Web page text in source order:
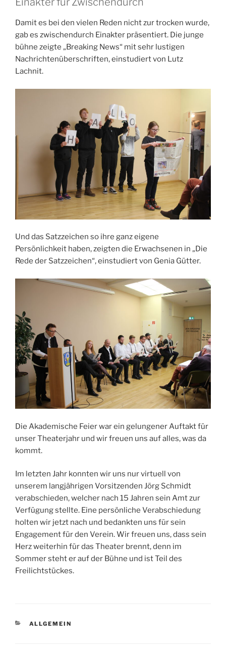
Damit es bei den vielen Reden nicht zur trocken wurde,
gab es zwischendurch Einakter präsentiert. Die junge
bühne zeigte „Breaking News“ mit sehr lustigen
Nachrichtenüberschriften, einstudiert von Lutz
Lachnit.
Und das Satzzeichen so ihre ganz eigene
Persönlichkeit haben, zeigten die Erwachsenen in „Die
Rede der Satzzeichen“, einstudiert von Genia Gütter.
Die Akademische Feier war ein gelungener Auftakt für
unser Theaterjahr und wir freuen uns auf alles, was da
kommt.
Im letzten Jahr konnten wir uns nur virtuell von
unserem langjährigen Vorsitzenden Jörg Schmidt
verabschieden, welcher nach 15 Jahren sein Amt zur
Verfügung stellte. Eine persönliche Verabschiedung
holten wir jetzt nach und bedankten uns für sein
Engagement für den Verein. Wir freuen uns, dass sein
Herz weiterhin für das Theater brennt, denn im
Sommer steht er auf der Bühne und ist Teil des
Freilichtstückes.
KATEGORIEN
ALLGEMEIN